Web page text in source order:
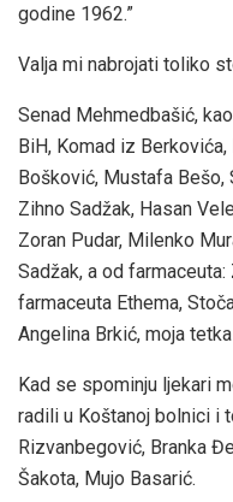
godine 1962.”
Valja mi nabrojati toliko
Senad Mehmedbašić,
BiH, Komad iz
Bošković, Mustafa
Zihno Sadžak, Hasan
Zoran Pudar, Milenko
Sadžak, a od
farmaceuta Ethema,
Angelina Brkić, moja
Kad se spominju ljekari
radili u Koštanoj bolnici i
Rizvanbegović, Branka
Šakota, Mujo Basarić.